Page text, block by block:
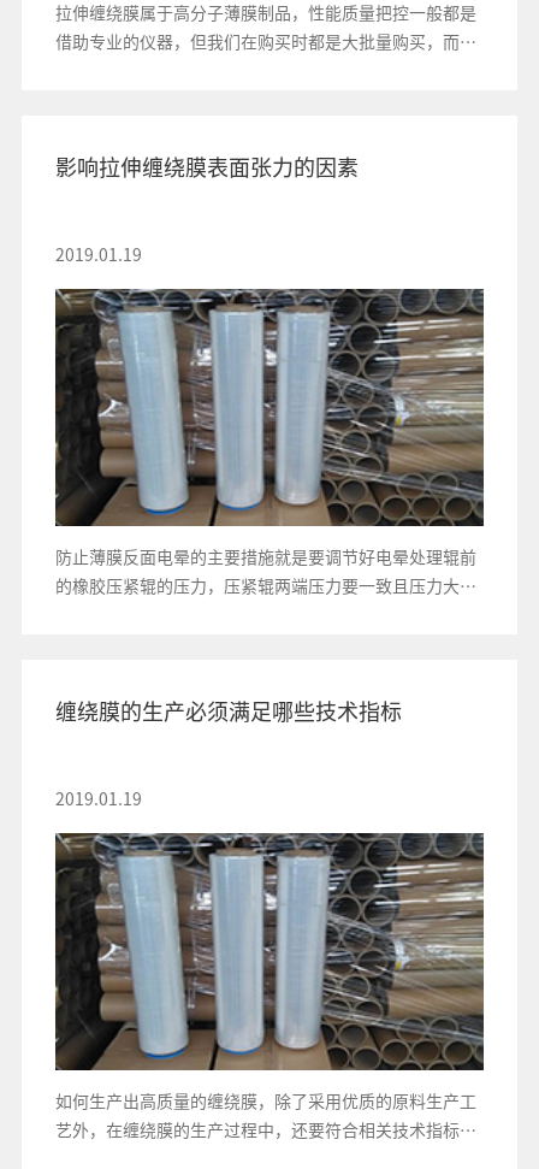
拉伸缠绕膜属于高分子薄膜制品，性能质量把控一般都是
借助专业的仪器，但我们在购买时都是大批量购买，而且
影响拉伸缠绕膜表面张力的因素
2019.01.19
防止薄膜反面电晕的主要措施就是要调节好电晕处理辊前
的橡胶压紧辊的压力，压紧辊两端压力要一致且压力大小
缠绕膜的生产必须满足哪些技术指标
2019.01.19
如何生产出高质量的缠绕膜，除了采用优质的原料生产工
艺外，在缠绕膜的生产过程中，还要符合相关技术指标，